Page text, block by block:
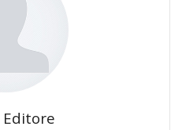
Editore
- 2018
dei nuovi titoli al